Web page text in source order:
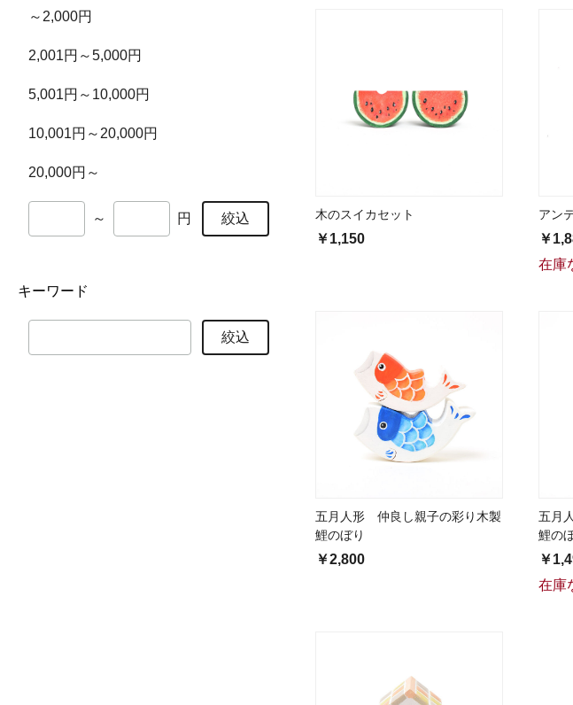
～2,000円
2,001円～5,000円
5,001円～10,000円
10,001円～20,000円
20,000円～
～ 円 絞込
キーワード
絞込
木のスイカセット
￥1,150
アン
￥
在庫
五月人形 仲良し親子の彩り木製
鯉のぼり
￥2,800
五月
鯉の
￥
在庫